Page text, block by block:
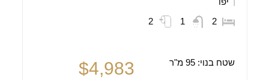
2
1
2
שטח בנוי:95 מ"ר $4,983